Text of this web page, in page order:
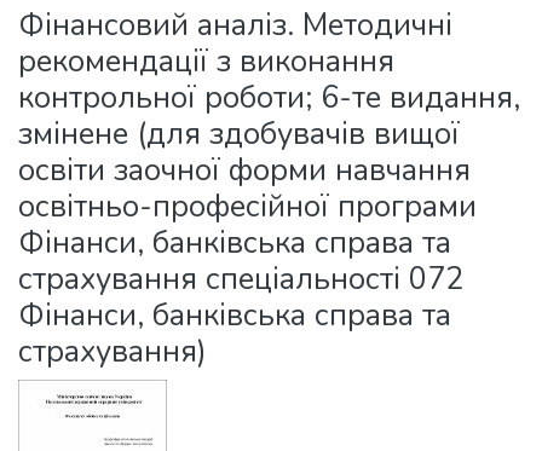
Statistics
Фінансовий аналіз. Методичні
рекомендації з виконання
контрольної роботи; 6-те видання,
змінене (для здобувачів вищої
освіти заочної форми навчання
освітньо-професійної програми
Фінанси, банківська справа та
страхування спеціальності 072
Фінанси, банківська справа та
страхування)